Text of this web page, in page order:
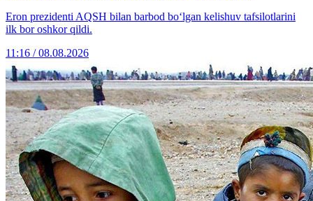
Eron prezidenti AQSH bilan barbod bo‘lgan kelishuv tafsilotlarini
ilk bor oshkor qildi.
11:16 / 08.08.2026